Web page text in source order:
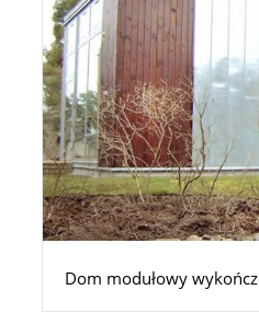
Dom modułowy